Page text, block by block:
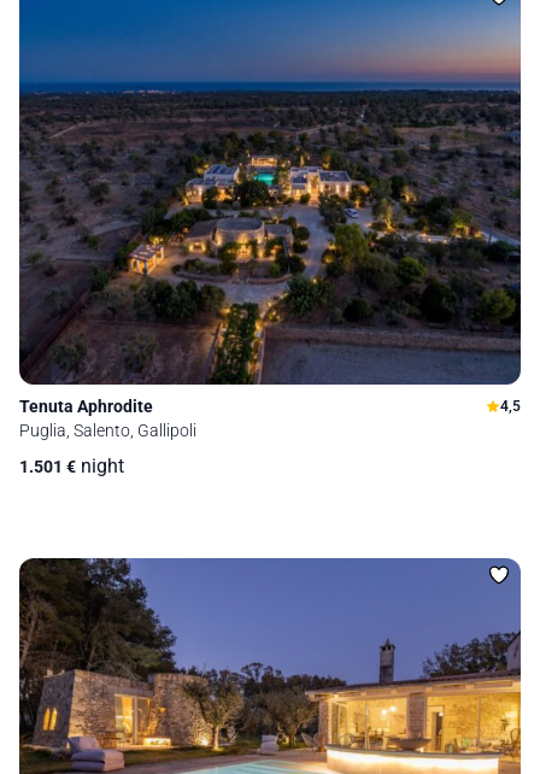
Tenuta Aphrodite 4,5
Puglia, Salento, Gallipoli
1.501 € night